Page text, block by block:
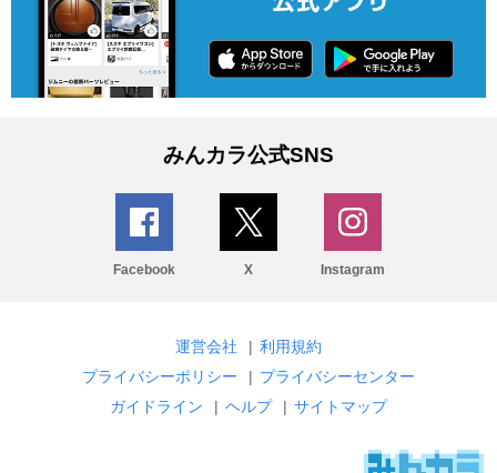
みんカラ公式SNS
Facebook X Instagram
運営会社 | 利用規約
プライバシーポリシー
| プライバシーセンター
ガイドライン
| ヘルプ | サイトマップ